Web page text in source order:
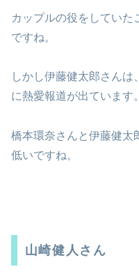
カップルの役をしていた
ですね。
しかし伊藤健太郎さん
に熱愛報道が出ています。
橋本環奈さんと伊藤健太
低いですね。
山崎健人さん